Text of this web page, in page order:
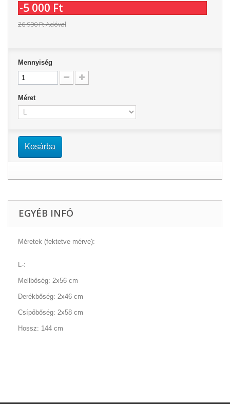
-5 000 Ft‎
26 990 Ft‎Adóval
Mennyiség
Méret
Kosárba
EGYÉB INFÓ
Méretek (fektetve mérve):
L-:
Mellbőség: 2x56 cm
Derékbőség: 2x46 cm
Csípőbőség: 2x58 cm
Hossz: 144 cm